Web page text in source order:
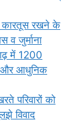
रखने के
व जुर्माना
में 1200
और आधुनिक
परिवारों को
विवाद